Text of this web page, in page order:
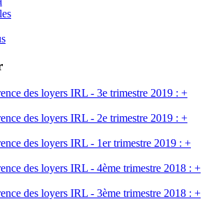
des loyers IRL - 3e trimestre 2019 : +
des loyers IRL - 2e trimestre 2019 : +
des loyers IRL - 1er trimestre 2019 : +
des loyers IRL - 4ème trimestre 2018 : +
des loyers IRL - 3ème trimestre 2018 : +